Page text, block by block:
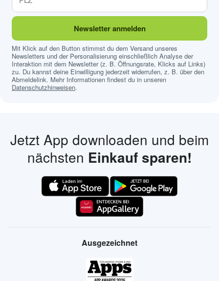
Newsletter anmelden
Mit Klick auf den Button stimmst du dem Versand unseres
Newsletters und der Personalisierung einschließlich Analyse der
Interaktion mit dem Newsletter (z. B. Öffnungsrate, Klicks auf Links)
zu. Du kannst deine Einwilligung jederzeit widerrufen, z. B. über den
Abmeldelink. Mehr Informationen findest du in unseren
Datenschutzhinweisen.
Jetzt App downloaden und beim
nächsten Einkauf sparen!
Ausgezeichnet